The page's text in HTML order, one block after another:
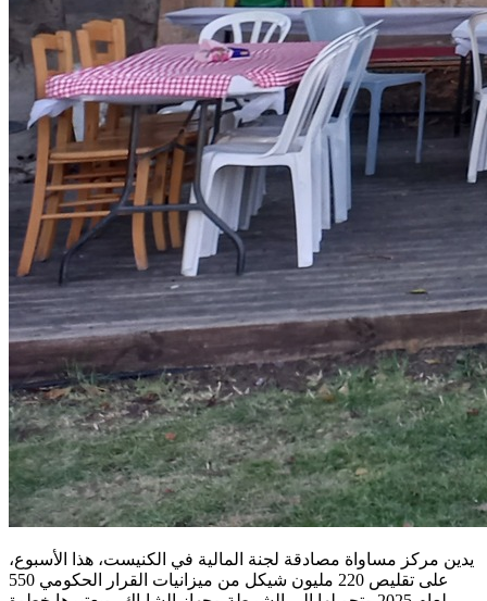
يدين مركز مساواة مصادقة لجنة المالية في الكنيست، هذا الأسبوع،
على تقليص 220 مليون شيكل من ميزانيات القرار الحكومي 550